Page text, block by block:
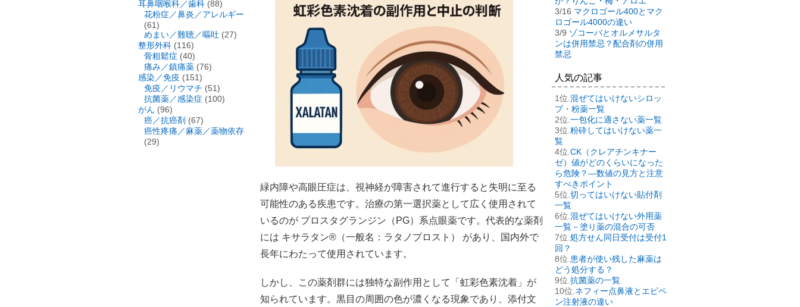
緑内障や高眼圧症は、視神経が障害されて進行すると失明に至る
可能性のある疾患です。治療の第一選択薬として広く使用されて
いるのが プロスタグランジン（PG）系点眼薬です。代表的な薬剤
には キサラタン®（一般名：ラタノプロスト） があり、国内外で
長年にわたって使用されています。
しかし、この薬剤群には独特な副作用として「虹彩色素沈着」が
知られています。黒目の周囲の色が濃くなる現象であり、添付文
耳鼻咽喉科／歯科 (88)
花粉症／鼻炎／アレルギー
(61)
めまい／難聴／嘔吐 (27)
整形外科 (116)
骨粗鬆症 (40)
痛み／鎮痛薬 (76)
感染／免疫 (151)
免疫／リウマチ (51)
抗菌薬／感染症 (100)
がん (96)
癌／抗癌剤 (67)
癌性疼痛／麻薬／薬物依存
(29)
3/16 マクロゴール400とマク
ロゴール4000の違い
3/9 ゾコーバとオルメサルタ
ンは併用禁忌？配合剤の併用
禁忌
人気の記事
混ぜてはいけないシロッ
プ・粉薬一覧
一包化に適さない薬一覧
粉砕してはいけない薬一
覧
CK（クレアチンキナー
ゼ）値がどのくらいになった
ら危険？―数値の見方と注意
すべきポイント
切ってはいけない貼付剤
一覧
混ぜてはいけない外用薬
一覧－塗り薬の混合の可否
処方せん同日受付は受付1
回？
患者が使い残した麻薬は
どう処分する？
抗菌薬の一覧
ネフィー点鼻液とエピペ
ン注射液の違い